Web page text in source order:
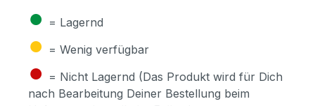
● = Lagernd
● = Wenig verfügbar
● = Nicht Lagernd (Das Produkt wird für Dich
nach Bearbeitung Deiner Bestellung beim